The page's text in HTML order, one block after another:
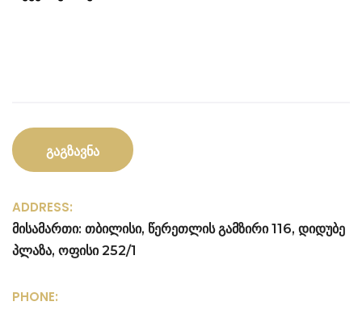
ADDRESS:
მისამართი: თბილისი, წერეთლის გამზირი 116, დიდუბე
პლაზა, ოფისი 252/1
PHONE: